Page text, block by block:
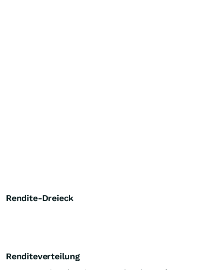
Rendite-Dreieck
Renditeverteilung